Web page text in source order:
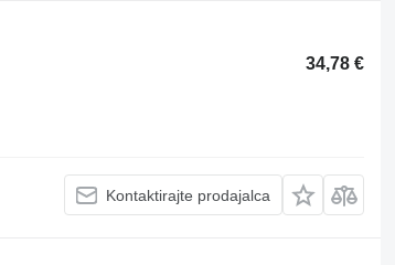
34,78 €
Kontaktirajte prodajalca